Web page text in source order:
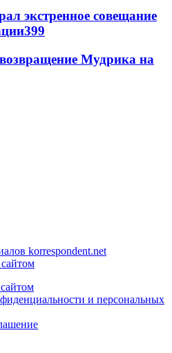
экстренное совещание
399
Мудрика на
korrespondent.net
и персональных